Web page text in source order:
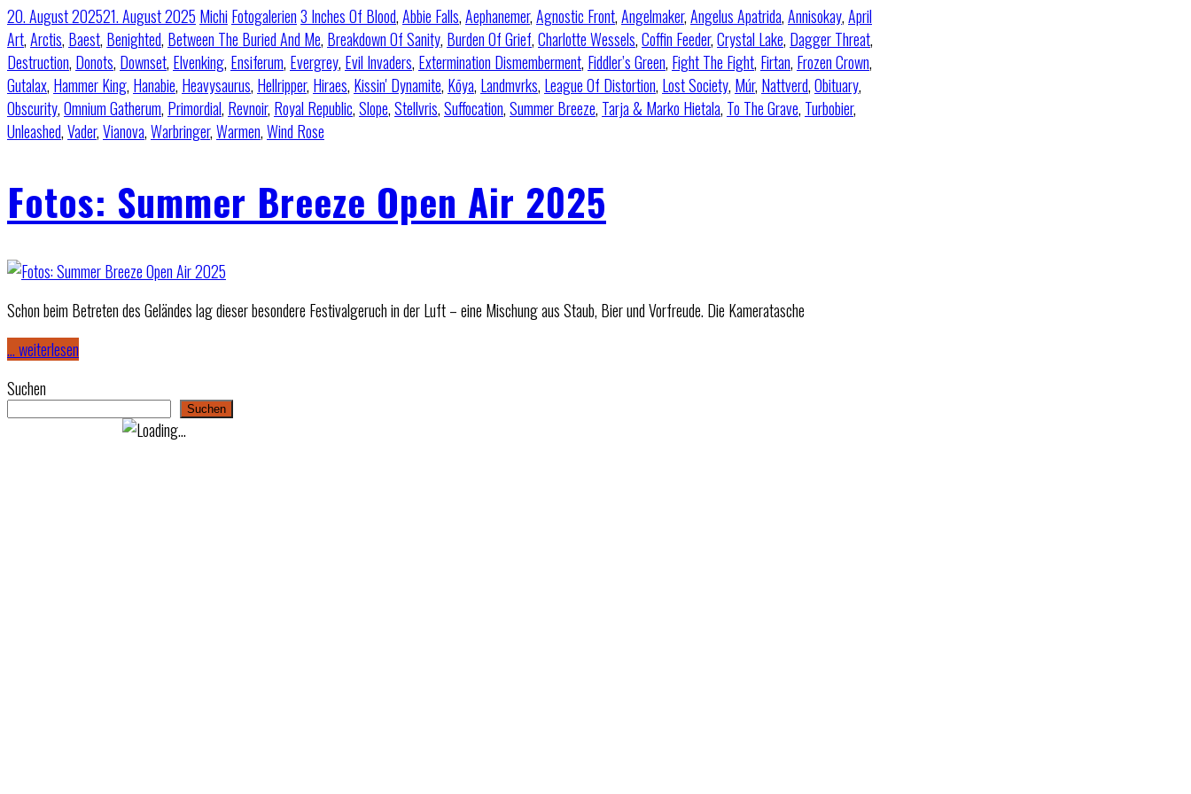
20. August 202521. August 2025 Michi Fotogalerien3 Inches Of Blood,Abbie Falls,Aephanemer,Agnostic Front,Angelmaker,Angelus Apatrida,Annisokay,April
Art,Arctis, Baest, Benighted, Between The Buried And Me, Breakdown Of Sanity, Burden Of Grief,Charlotte Wessels,Coffin Feeder,Crystal Lake, Dagger Threat,
Destruction, Donots, Downset, Elvenking, Ensiferum, Evergrey, Evil Invaders, Extermination Dismemberment, Fiddler’s Green, Fight The Fight, Firtan, Frozen Crown,
Gutalax, Hammer King, Hanabie, Heavysaurus, Hellripper, Hiraes, Kissin' Dynamite, Kōya, Landmvrks, League Of Distortion, Lost Society, Múr, Nattverd,Obituary,
Obscurity,Omnium Gatherum, Primordial, Revnoir, Royal Republic,Slope,Stellvris,Suffocation,Summer Breeze, Tarja & Marko Hietala, To The Grave, Turbobier,
Unleashed,Vader,Vianova,Warbringer,Warmen,Wind Rose
Fotos: Summer Breeze Open Air 2025
Schon beim Betreten des Geländes lag dieser besondere Festivalgeruch in der Luft – eine Mischung aus Staub, Bier und Vorfreude. Die Kameratasche
… weiterlesen
Suchen
Suchen